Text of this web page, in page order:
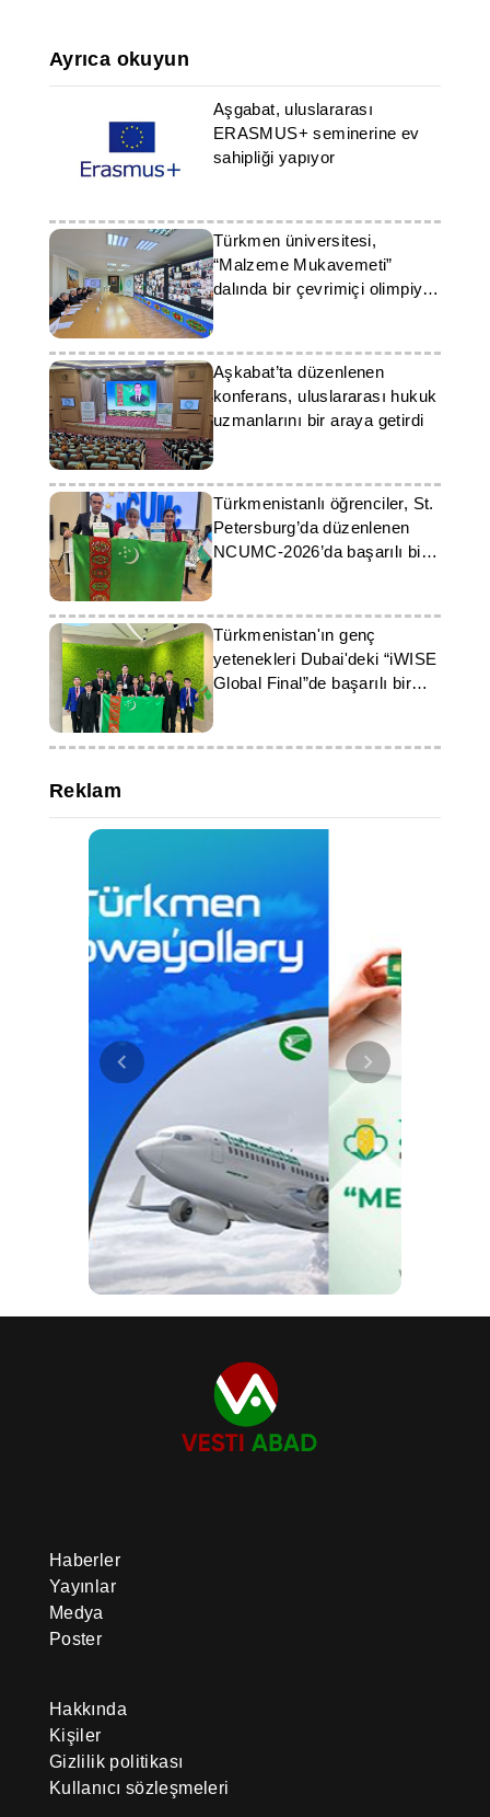
Ayrıca okuyun
Aşgabat, uluslararası
ERASMUS+ seminerine ev
sahipliği yapıyor
Türkmen üniversitesi,
“Malzeme Mukavemeti”
dalında bir çevrimiçi olimpiyat
düzenledi
Aşkabat’ta düzenlenen
konferans, uluslararası hukuk
uzmanlarını bir araya getirdi
Türkmenistanlı öğrenciler, St.
Petersburg’da düzenlenen
NCUMC-2026’da başarılı bir
Türkmenistan'ın genç
yetenekleri Dubai'deki “iWISE
Global Final”de başarılı bir
Reklam
Haberler
Yayınlar
Medya
Poster
Hakkında
Kişiler
Gizlilik politikası
Kullanıcı sözleşmeleri